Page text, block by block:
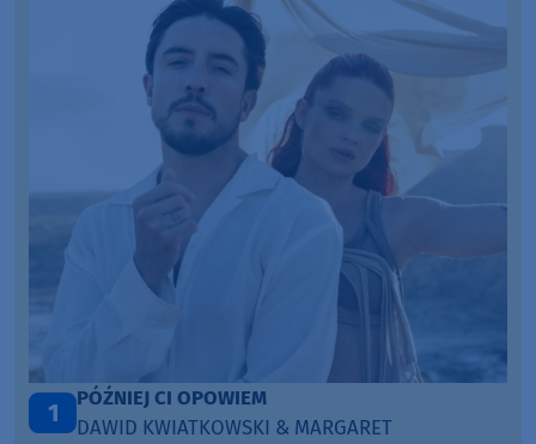
1
PÓŹNIEJ CI OPOWIEM
DAWID KWIATKOWSKI & MARGARET